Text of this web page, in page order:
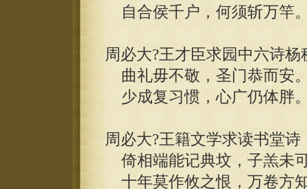
自合侯千户，何须斩万竿
周必大?王才臣求园中六诗
曲礼毋不敬，圣门恭而安
少成复习惯，心广仍体胖
周必大?王籍文学求读书堂诗
倚相端能记典坟，子羔未
十年莫作攸之恨，万卷方